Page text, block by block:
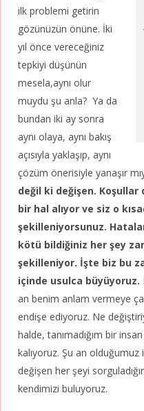
ilk problemi getirin
gözünüzün önüne. İki
yıl önce vereceğiniz
tepkiyi düşünün
mesela,aynı olur
muydu şu anla? Ya da
bundan iki ay sonra
aynı olaya, aynı bakış
açısıyla yaklaşıp, aynı
çözüm önerisiyle yanaşır
değil ki değişen.
bir hal alıyor ve siz o
şekilleniyorsunuz.
kötü bildiğiniz her şey
şekilleniyor. İşte biz bu
içinde usulca büyüyoruz.
an benim anlam vermeye
endişe ediyoruz. Ne
halde, tanımadığım bir
kalıyoruz. Şu an olduğumuz
değişen her şeyi
kendimizi buluyoruz.